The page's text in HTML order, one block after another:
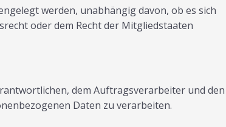
werden, unabhängig davon, ob es sich
oder dem Recht der Mitgliedstaaten
dem Auftragsverarbeiter und den
Daten zu verarbeiten.